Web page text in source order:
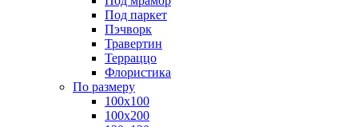
Под паркет
Пэчворк
Травертин
Терраццо
Флористика
По размеру
100х100
100х200